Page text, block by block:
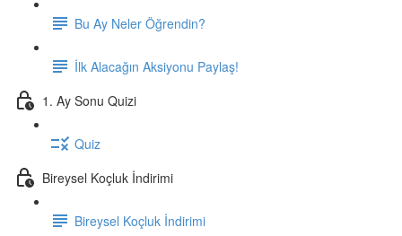
Bu Ay Neler Öğrendin?
İlk Alacağın Aksiyonu Paylaş!
1. Ay Sonu Quizi
Quiz
Bireysel Koçluk İndirimi
Bireysel Koçluk İndirimi